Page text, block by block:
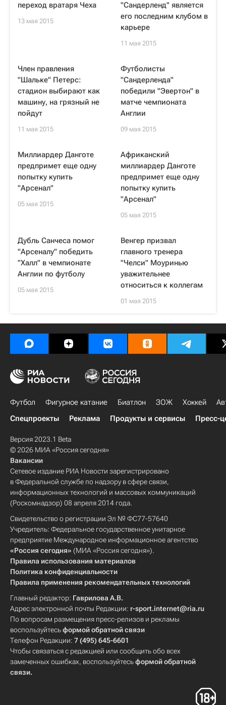
переход вратаря Чеха
13 мая 2015
"Сандерленд" является
его последним клубом в
карьере
11 мая 2015
Член правления
"Шальке" Петерс:
стадион выбирают как
машину, на грязный не
пойдут
11 мая 2015
Футболисты
"Сандерленда"
победили "Эвертон" в
матче чемпионата
Англии
09 мая 2015
Миллиардер Данготе
предпримет еще одну
попытку купить
"Арсенал"
05 мая 2015
Африканский
миллиардер Данготе
предпримет еще одну
попытку купить
"Арсенал"
05 мая 2015
Дубль Санчеса помог
"Арсеналу" победить
"Халл" в чемпионате
Англии по футболу
05 мая 2015
Венгер призвал
главного тренера
"Челси" Моуринью
уважительнее
относиться к коллегам
01 мая 2015
Футбол Фигурное катание Биатлон ЗОЖ Хоккей
Спецпроекты
Реклама Продукты и сервисы Пресс-
Версия 2023.1 Beta
© 2026 МИА «Россия сегодня»
Вакансии
Сетевое издание РИА Новости зарегистрировано
в Федеральной службе по надзору в сфере связи,
информационных технологий и массовых коммуникаций
(Роскомнадзор) 08 апреля 2014 года.
Свидетельство о регистрации Эл № ФС77-57640
Учредитель: Федеральное государственное унитарное
предприятие Международное информационное агентство
«Россия сегодня» (МИА «Россия сегодня»).
Правила использования материалов
Политика конфиденциальности
Правила применения рекомендательных технологий
Главный редактор: Гаврилова А.В.
Адрес электронной почты Редакции: r-sport.internet@ria.ru
По вопросам размещения пресс-релизов и рекламы
воспользуйтесьформой обратной связи
Телефон Редакции: 7 (495) 645-6601
Чтобы связаться с редакцией или сообщить обо всех
замеченных ошибках, воспользуйтесьформой обратной
связи.